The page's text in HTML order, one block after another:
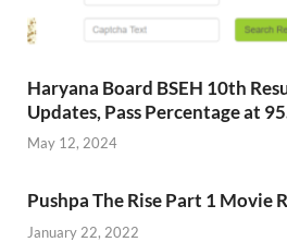
Haryana Board BSEH 10th
Updates, Pass Percentage at
May 12, 2024
Pushpa The Rise Part 1 Movie
January 22, 2022